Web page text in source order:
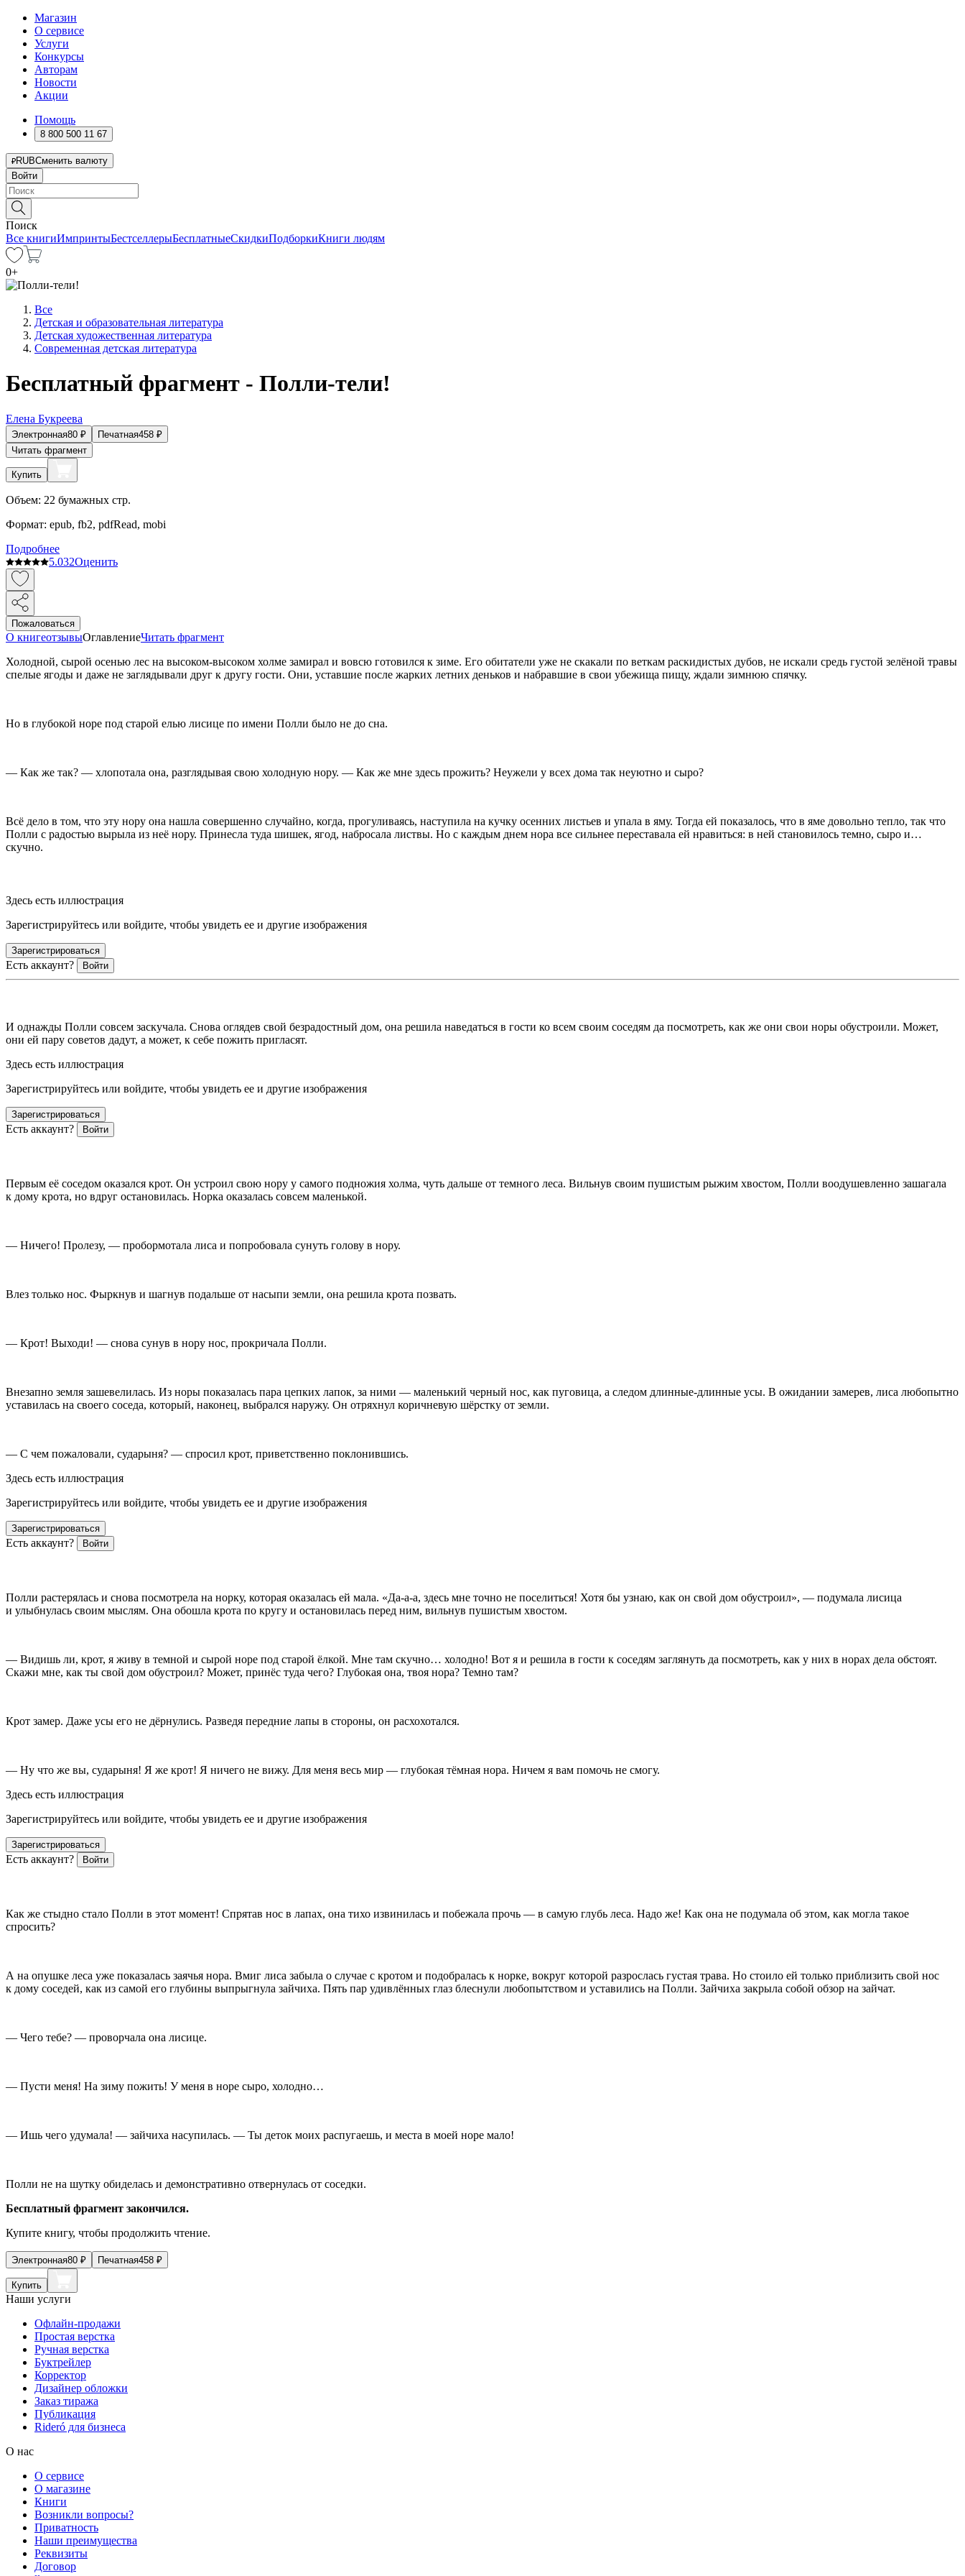
Магазин
О сервисе
Услуги
Конкурсы
Авторам
Новости
Акции
Помощь
8 800 500 11 67
RUBСменить валюту
Войти
Поиск
Все книгиИмпринтыБестселлерыБесплатныеСкидкиПодборкиКниги людям
0+
Все
Детская и образовательная литература
Детская художественная литература
Современная детская литература
Бесплатный фрагмент - Полли-тели!
Елена Букреева
Электронная80 ₽ Печатная458 ₽
Читать фрагмент
Купить
Объем: 22 бумажных стр.
Формат: epub, fb2, pdfRead, mobi
Подробнее
5.032Оценить
Пожаловаться
О книгеотзывыОглавлениеЧитать фрагмент
Холодной, сырой осенью лес на высоком-высоком холме замирал и вовсю готовился к зиме. Его обитатели уже не скакали по веткам раскидистых дубов, не искали средь густой зелёной травы
спелые ягоды и даже не заглядывали друг к другу гости. Они, уставшие после жарких летних деньков и набравшие в свои убежища пищу, ждали зимнюю спячку.
Но в глубокой норе под старой елью лисице по имени Полли было не до сна.
— Как же так? — хлопотала она, разглядывая свою холодную нору. — Как же мне здесь прожить? Неужели у всех дома так неуютно и сыро?
Всё дело в том, что эту нору она нашла совершенно случайно, когда, прогуливаясь, наступила на кучку осенних листьев и упала в яму. Тогда ей показалось, что в яме довольно тепло, так что
Полли с радостью вырыла из неё нору. Принесла туда шишек, ягод, набросала листвы. Но с каждым днем нора все сильнее переставала ей нравиться: в ней становилось темно, сыро и…
скучно.
Здесь есть иллюстрация
Зарегистрируйтесь или войдите, чтобы увидеть ее и другие изображения
Зарегистрироваться
Есть аккаунт? Войти
И однажды Полли совсем заскучала. Снова оглядев свой безрадостный дом, она решила наведаться в гости ко всем своим соседям да посмотреть, как же они свои норы обустроили. Может,
они ей пару советов дадут, а может, к себе пожить пригласят.
Здесь есть иллюстрация
Зарегистрируйтесь или войдите, чтобы увидеть ее и другие изображения
Зарегистрироваться
Есть аккаунт? Войти
Первым её соседом оказался крот. Он устроил свою нору у самого подножия холма, чуть дальше от темного леса. Вильнув своим пушистым рыжим хвостом, Полли воодушевленно зашагала
к дому крота, но вдруг остановилась. Норка оказалась совсем маленькой.
— Ничего! Пролезу, — пробормотала лиса и попробовала сунуть голову в нору.
Влез только нос. Фыркнув и шагнув подальше от насыпи земли, она решила крота позвать.
— Крот! Выходи! — снова сунув в нору нос, прокричала Полли.
Внезапно земля зашевелилась. Из норы показалась пара цепких лапок, за ними — маленький черный нос, как пуговица, а следом длинные-длинные усы. В ожидании замерев, лиса любопытно
уставилась на своего соседа, который, наконец, выбрался наружу. Он отряхнул коричневую шёрстку от земли.
— С чем пожаловали, сударыня? — спросил крот, приветственно поклонившись.
Здесь есть иллюстрация
Зарегистрируйтесь или войдите, чтобы увидеть ее и другие изображения
Зарегистрироваться
Есть аккаунт? Войти
Полли растерялась и снова посмотрела на норку, которая оказалась ей мала. «Да-а-а, здесь мне точно не поселиться! Хотя бы узнаю, как он свой дом обустроил», — подумала лисица
и улыбнулась своим мыслям. Она обошла крота по кругу и остановилась перед ним, вильнув пушистым хвостом.
— Видишь ли, крот, я живу в темной и сырой норе под старой ёлкой. Мне там скучно… холодно! Вот я и решила в гости к соседям заглянуть да посмотреть, как у них в норах дела обстоят.
Скажи мне, как ты свой дом обустроил? Может, принёс туда чего? Глубокая она, твоя нора? Темно там?
Крот замер. Даже усы его не дёрнулись. Разведя передние лапы в стороны, он расхохотался.
— Ну что же вы, сударыня! Я же крот! Я ничего не вижу. Для меня весь мир — глубокая тёмная нора. Ничем я вам помочь не смогу.
Здесь есть иллюстрация
Зарегистрируйтесь или войдите, чтобы увидеть ее и другие изображения
Зарегистрироваться
Есть аккаунт? Войти
Как же стыдно стало Полли в этот момент! Спрятав нос в лапах, она тихо извинилась и побежала прочь — в самую глубь леса. Надо же! Как она не подумала об этом, как могла такое
спросить?
А на опушке леса уже показалась заячья нора. Вмиг лиса забыла о случае с кротом и подобралась к норке, вокруг которой разрослась густая трава. Но стоило ей только приблизить свой нос
к дому соседей, как из самой его глубины выпрыгнула зайчиха. Пять пар удивлённых глаз блеснули любопытством и уставились на Полли. Зайчиха закрыла собой обзор на зайчат.
— Чего тебе? — проворчала она лисице.
— Пусти меня! На зиму пожить! У меня в норе сыро, холодно…
— Ишь чего удумала! — зайчиха насупилась. — Ты деток моих распугаешь, и места в моей норе мало!
Полли не на шутку обиделась и демонстративно отвернулась от соседки.
Бесплатный фрагмент закончился.
Купите книгу, чтобы продолжить чтение.
Электронная80 ₽ Печатная458 ₽
Купить
Наши услуги
Офлайн-продажи
Простая верстка
Ручная верстка
Буктрейлер
Корректор
Дизайнер обложки
Заказ тиража
Публикация
Rideró для бизнеса
О нас
О сервисе
О магазине
Книги
Возникли вопросы?
Приватность
Наши преимущества
Реквизиты
Договор